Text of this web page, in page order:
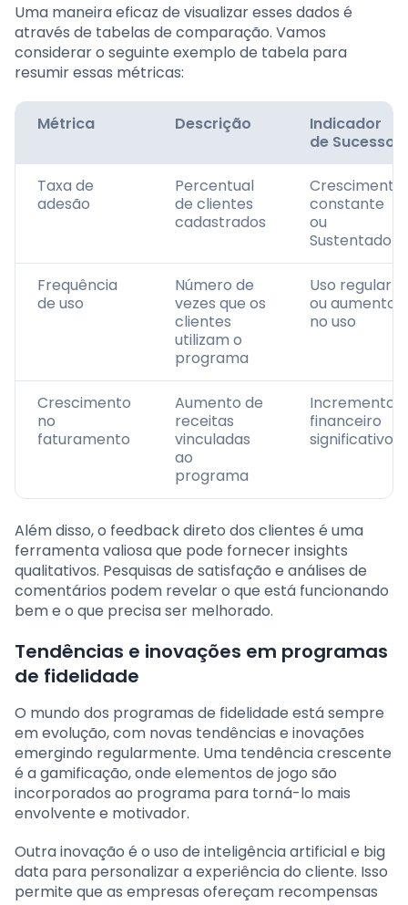
Uma maneira eficaz de visualizar esses dados é
através de tabelas de comparação. Vamos
considerar o seguinte exemplo de tabela para
resumir essas métricas:
Métrica Descrição
Indicador
de Sucesso
Taxa de
adesão
Percentual
de clientes
cadastrados
Crescimento
constante
ou
Sustentado
Frequência
de uso
Número de
vezes que os
clientes
utilizam o
programa
Uso regular
ou aumento
no uso
Crescimento
no
faturamento
Aumento de
receitas
vinculadas
ao
programa
Incremento
financeiro
significativo
Além disso, o feedback direto dos clientes é uma
ferramenta valiosa que pode fornecer insights
qualitativos. Pesquisas de satisfação e análises de
comentários podem revelar o que está funcionando
bem e o que precisa ser melhorado.
Tendências e inovações em programas
de fidelidade
O mundo dos programas de fidelidade está sempre
em evolução, com novas tendências e inovações
emergindo regularmente. Uma tendência crescente
é a gamificação, onde elementos de jogo são
incorporados ao programa para torná-lo mais
envolvente e motivador.
Outra inovação é o uso de inteligência artificial e big
data para personalizar a experiência do cliente. Isso
permite que as empresas ofereçam recompensas